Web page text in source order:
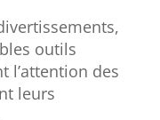
outils
l’attention des
leurs